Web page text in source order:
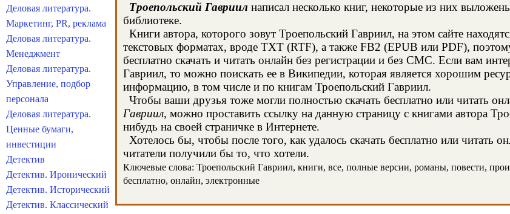
Троепольский Гавриил написал несколько книг, некоторые из них
библиотеке.
Книги автора, которого зовут Троепольский Гавриил, на этом сайте
текстовых форматах, вроде TXT (RTF), а также FB2 (EPUB или PDF),
бесплатно скачать и читать онлайн без регистрации и без СМС. Если вам
Гавриил, то можно поискать ее в Википедии, которая является хорошим
информацию, в том числе и по книгам Троепольский Гавриил.
Чтобы ваши друзья тоже могли полностью скачать бесплатно или читать
Гавриил, можно проставить ссылку на данную страницу с книгами автора
нибудь на своей страничке в Интернете.
Хотелось бы, чтобы после того, как удалось скачать бесплатно или читать
читатели получили бы то, что хотели.
Ключевые слова: Троепольский Гавриил, книги, все, полные версии, романы, повести,
бесплатно, онлайн, электронные
Деловая литература.
Маркетинг, PR, реклама
Деловая литература.
Менеджмент
Деловая литература.
Управление, подбор
персонала
Деловая литература.
Ценные бумаги,
инвестиции
Детектив
Детектив. Иронический
Детектив. Исторический
Детектив. Классический